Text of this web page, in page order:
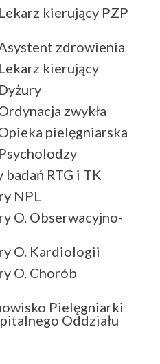
kierujący PZP
zdrowienia
kierujący
zwykła
pielęgniarska
RTG i TK
NPL
O. Obserwacyjno-
O. Kardiologii
O. Chorób
Pielęgniarki
Oddziału